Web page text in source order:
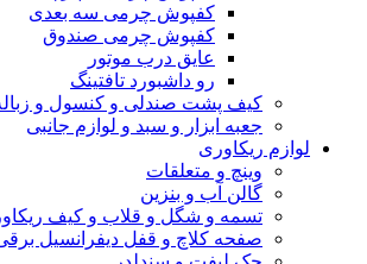
کفپوش چرمی سه بعدی
کفپوش چرمی صندوق
عایق درب موتور
رو داشبورد تافتینگ
کیف پشت صندلی و کنسول و
جعبه ابزار و سبد و لوازم جانبی
لوازم ریکاوری
وینچ و متعلقات
گالن آب و بنزین
تسمه و شگل و قلاب و کیف
صفحه کلاچ و قفل دیفرانسیل